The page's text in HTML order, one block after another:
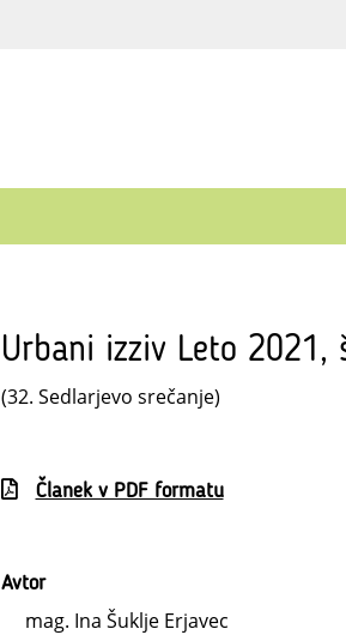
Urbani izziv Leto
(32. Sedlarjevo srečanje)
Članek v PDF formatu
Avtor
mag. Ina Šuklje Erjavec